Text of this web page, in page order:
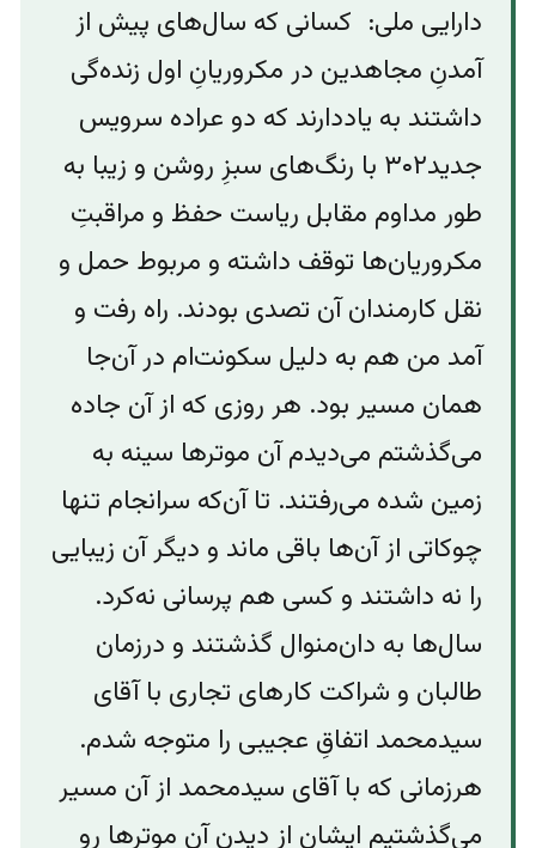
دارایی ملی: کسانی که سال‌های پیش از
آمدنِ مجاهدین در مکروریانِ اول زنده‌گی
داشتند به یاددارند که دو عراده سرویس
جدید۳۰۲ با رنگ‌های سبزِ روشن و‌ زیبا به
طور مداوم مقابل ریاست حفظ و مراقبتِ
مکروریان‌ها توقف داشته و مربوط حمل و
نقل کارمندان آن تصدی بودند. راه رفت و
آمد من هم به دلیل سکونت‌ام در آن‌جا
همان مسیر بود. هر روزی که از آن جاده
می‌گذشتم می‌دیدم آن موترها سینه به
زمین شده‌ می‌رفتند. تا آن‌که سرانجام تنها
چوکاتی از آن‌ها باقی ماند و دیگر آن‌ زیبایی
را نه داشتند و کسی هم پرسانی نه‌کرد.
سال‌ها به دان‌‌منوال گذشتند و درزمان
طالبان و شراکت‌ کار‌های تجاری با آقای
سیدمحمد اتفاقِ‌ عجیبی را متوجه شدم.
هرزمانی که با آقای سیدمحمد از آن مسیر
می‌گذشتیم ایشان از دیدنِ آن موترها رو